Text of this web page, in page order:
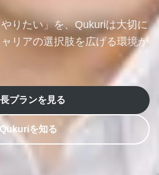
りたい」を、Qukuriは大切に
リアの選択肢を広げる環境が
プランを見る
Qukuriを知る